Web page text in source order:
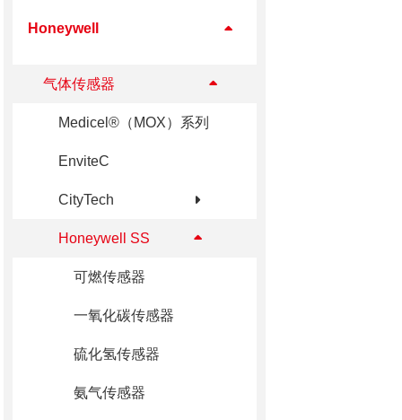
Honeywell
⽓体传感器
Medicel®（MOX）系列
EnviteC
CityTech
Honeywell SS
可燃传感器
⼀氧化碳传感器
硫化氢传感器
氨气传感器